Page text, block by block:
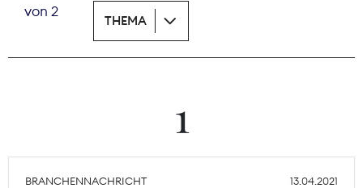
Tarifpolitik
Theodor-Wolff-Preis
von 2
THEMA
1
BRANCHENNACHRICHT 13.04.2021